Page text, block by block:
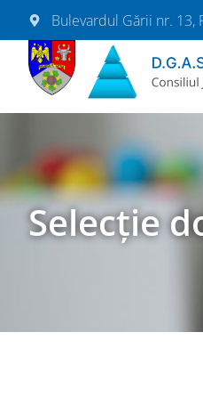
Bulevardul Gării nr. 13,
Selecție